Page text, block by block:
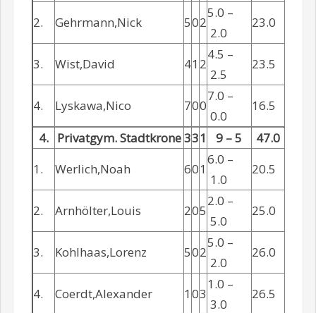
2. Gehrmann,Nick 502
5.0 –
2.0
23.0
3. Wist,David 41 2
4.5 –
2.5
23.5
4. Lyskawa,Nico 700
7.0 –
0.0
16.5
4. Privatgym. Stadtkrone331 9 – 5
47.0
1.
Werlich,Noah 601
6.0 –
1.0
20.5
2. Arnhölter,Louis 205
2.0 –
5.0
25.0
3. Kohlhaas,Lorenz 502
5.0 –
2.0
26.0
4. Coerdt,Alexander 103
1.0 –
3.0
26.5